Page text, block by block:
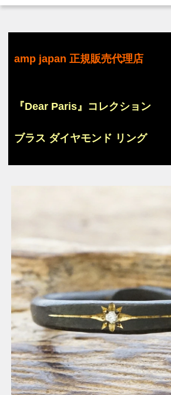
amp japan 正規販売代理店
『Dear Paris』コレクション
ブラス ダイヤモンド リング